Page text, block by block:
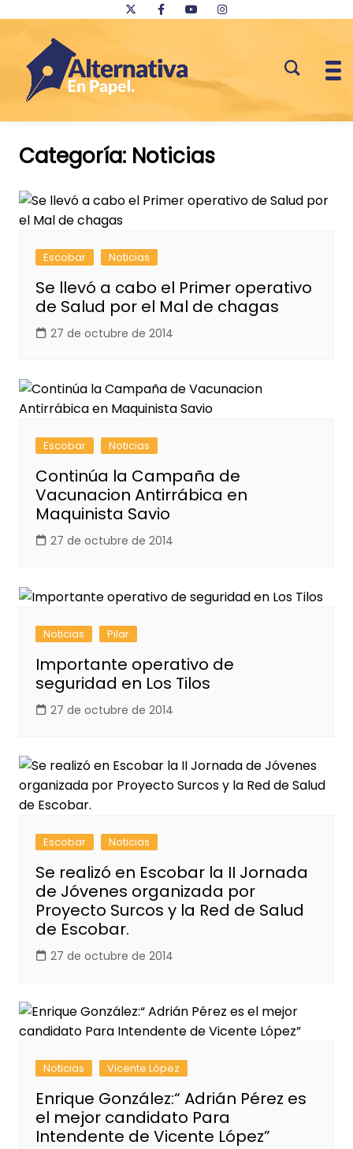
Categoría: Noticias
Escobar Noticias
Se llevó a cabo el Primer operativo
de Salud por el Mal de chagas
27 de octubre de 2014
Escobar Noticias
Continúa la Campaña de
Vacunacion Antirrábica en
Maquinista Savio
27 de octubre de 2014
Noticias Pilar
Importante operativo de
seguridad en Los Tilos
27 de octubre de 2014
Escobar Noticias
Se realizó en Escobar la II Jornada
de Jóvenes organizada por
Proyecto Surcos y la Red de Salud
de Escobar.
27 de octubre de 2014
Noticias Vicente López
Enrique González:“ Adrián Pérez es
el mejor candidato Para
Intendente de Vicente López”